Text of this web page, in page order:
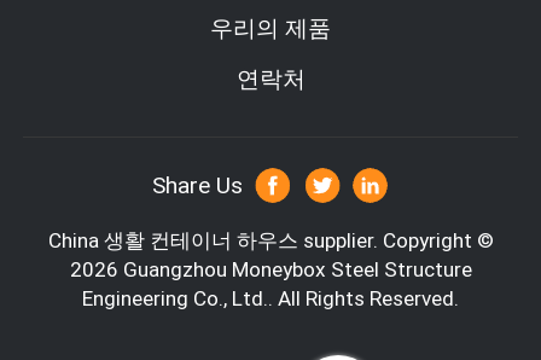
우리의 제품
연락처
Share Us
China 생활 컨테이너 하우스 supplier. Copyright ©
2026 Guangzhou Moneybox Steel Structure
Engineering Co., Ltd.. All Rights Reserved.